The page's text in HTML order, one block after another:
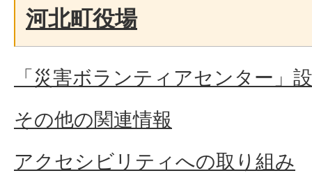
河北町役場
「災害ボランティアセンター」
その他の関連情報
アクセシビリティへの取り組み